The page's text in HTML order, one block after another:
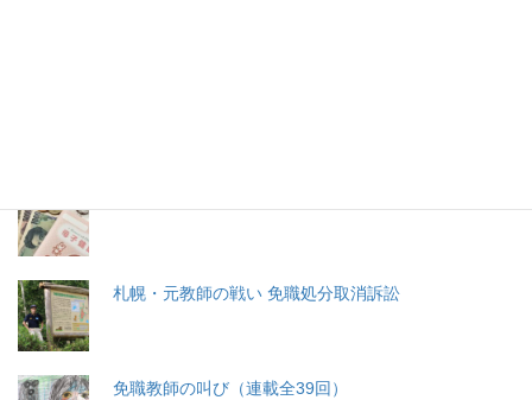
札幌・元教師の戦い 免職処分取消訴訟
免職教師の叫び（連載全39回）